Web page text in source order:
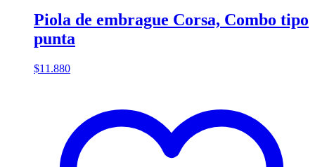
Piola de embrague Corsa, Combo tipo
punta
$11.880